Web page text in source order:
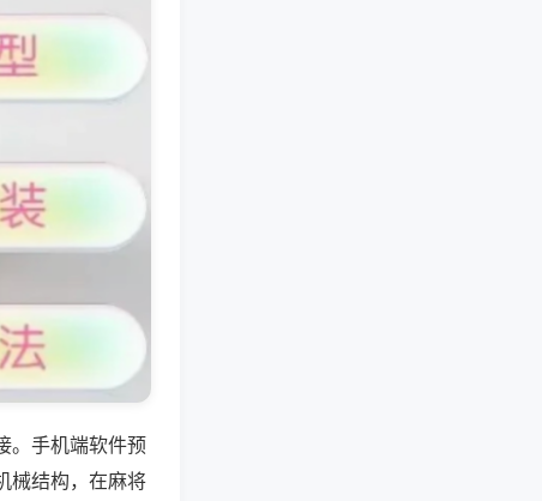
。手机端软件预
械结构，在麻将